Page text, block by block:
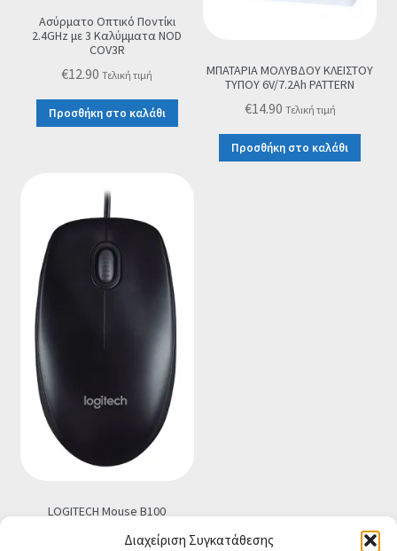
Διαχείριση Συγκατάθεσης
Ασύρματο Οπτικό Ποντίκι
2.4GHz με 3 Καλύμματα NOD
COV3R
€12.90 Τελική τιμή
Προσθήκη στο καλάθι
ΜΠΑΤΑΡΙΑ ΜΟΛΥΒΔΟΥ ΚΛΕΙΣΤΟΥ
ΤΥΠΟΥ 6V/7.2Ah PATTERN
€14.90 Τελική τιμή
Προσθήκη στο καλάθι
LOGITECH Mouse B100
Τελική τιμή